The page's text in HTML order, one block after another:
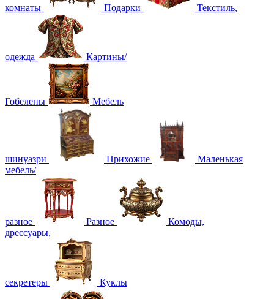
комнаты Подарки Текстиль,
одежда Картины/
Гобелены Мебель
шинуазри Прихожие
Маленькая
мебель/
разное Разное
Комоды,
дрессуары,
секретеры Куклы